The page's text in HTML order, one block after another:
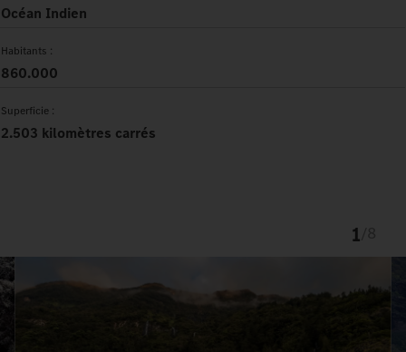
Océan Indien
Habitants :
860.000
Superficie :
2.503 kilomètres carrés
1